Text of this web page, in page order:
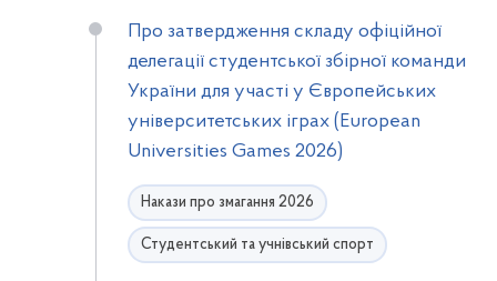
Про затвердження складу офіційної
делегації студентської збірної команди
України для участі у Європейських
університетських іграх (European
Universities Games 2026)
Накази про змагання 2026
Студентський та учнівський спорт